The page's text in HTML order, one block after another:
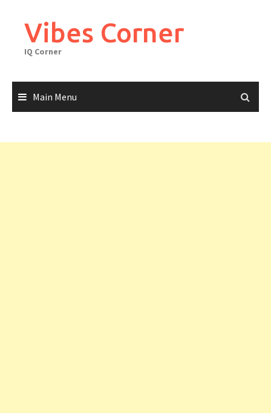
contentVibes Corner
IQ Corner
Main Menu